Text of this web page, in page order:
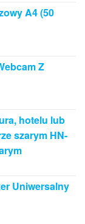
A4 (50
Z
hotelu lub
szarym HN-
Uniwersalny